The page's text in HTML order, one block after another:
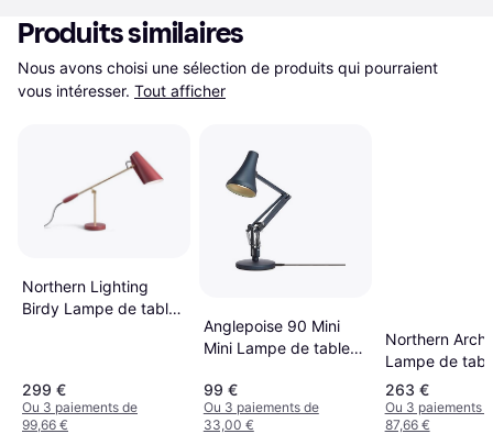
Produits similaires
Nous avons choisi une sélection de produits qui pourraient
vous intéresser. Tout afficher
Northern Lighting
Birdy Lampe de table
299 €
Ou 3 paiements de
99,66 €
Anglepoise 90 Mini
Mini Lampe de table
99 €
Ou 3 paiements de
33,00 €
Northern
Lampe de
263 €
Ou 3 paiements
87,66 €